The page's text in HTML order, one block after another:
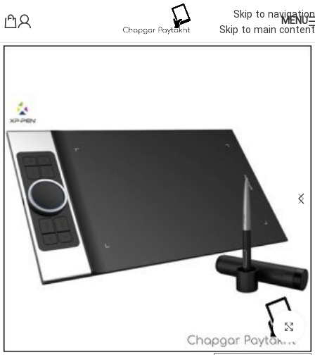
Skip to navigation
Skip to main content
MENU
Click to enlarge